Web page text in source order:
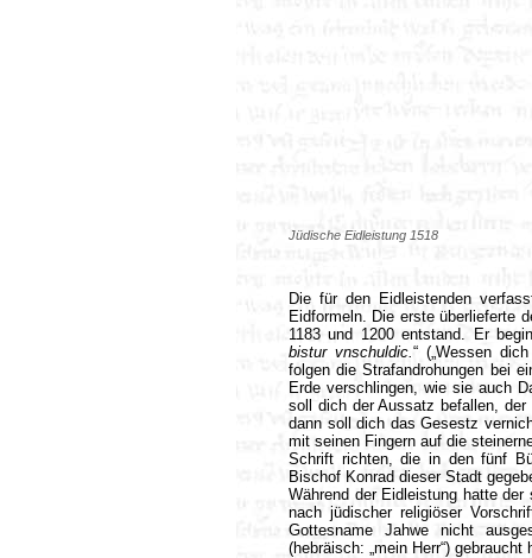
Jüdische Eidleistung 1518
Die für den Eidleistenden
Eidformeln. Die erste überlieferte
1183 und 1200 entstand. Er
bistur vnschuldic.“ („Wessen
folgen die Strafandrohungen bei
Erde verschlingen, wie sie auch
soll dich der Aussatz befallen,
dann soll dich das Gesestz
mit seinen Fingern auf die
Schrift richten, die in den fünf
Bischof Konrad dieser Stadt
Während der Eidleistung hatte
nach jüdischer religiöser
Gottesname Jahwe nicht
(hebräisch: „mein Herr“) gebraucht